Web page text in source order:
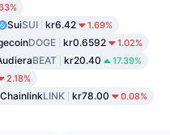
SuiSUI kr6.42 1.69%
DOGE kr0.6592 1.02%
BEAT kr20.40 17.39%
2.18%
ChainlinkLINK kr78.00 0.08%